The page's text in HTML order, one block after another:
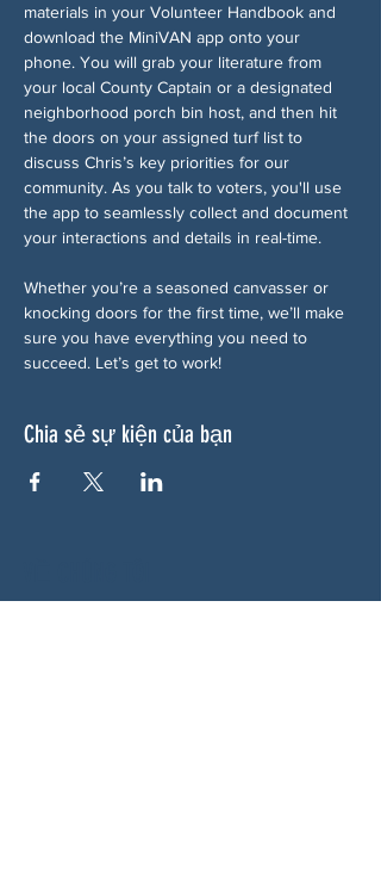
materials in your Volunteer Handbook and
download the MiniVAN app onto your
phone. You will grab your literature from
your local County Captain or a designated
neighborhood porch bin host, and then hit
the doors on your assigned turf list to
discuss Chris’s key priorities for our
community. As you talk to voters, you'll use
the app to seamlessly collect and document
your interactions and details in real-time.
Whether you’re a seasoned canvasser or
knocking doors for the first time, we’ll make
sure you have everything you need to
succeed. Let’s get to work!
Chia sẻ sự kiện của bạn